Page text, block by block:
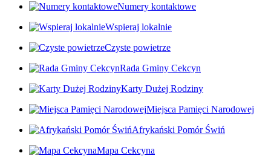
Numery kontaktowe
Wspieraj lokalnie
Czyste powietrze
Rada Gminy Cekcyn
Karty Dużej Rodziny
Miejsca Pamięci Narodowej
Afrykański Pomór Świń
Mapa Cekcyna